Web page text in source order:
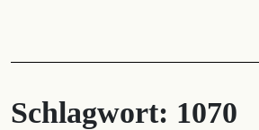
Schlagwort: 1070